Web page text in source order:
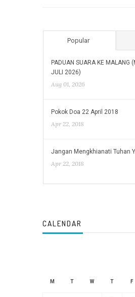
Popular
PADUAN SUARA KE MALANG
JULI 2026)
Aug 01, 2026
Pokok Doa 22 April 2018
Apr 22, 2018
Jangan Mengkhianati Tuhan
Apr 22, 2018
CALENDAR
M T W T F